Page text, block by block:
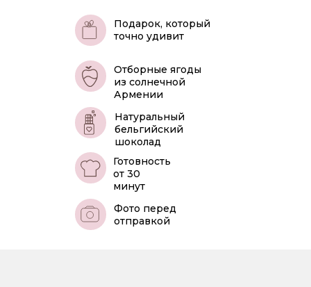
Фото перед
отправкой
Готовность
от 30
минут
Натуральный
бельгийский
шоколад
Отборные ягоды
из солнечной
Армении
Подарок, который
точно удивит